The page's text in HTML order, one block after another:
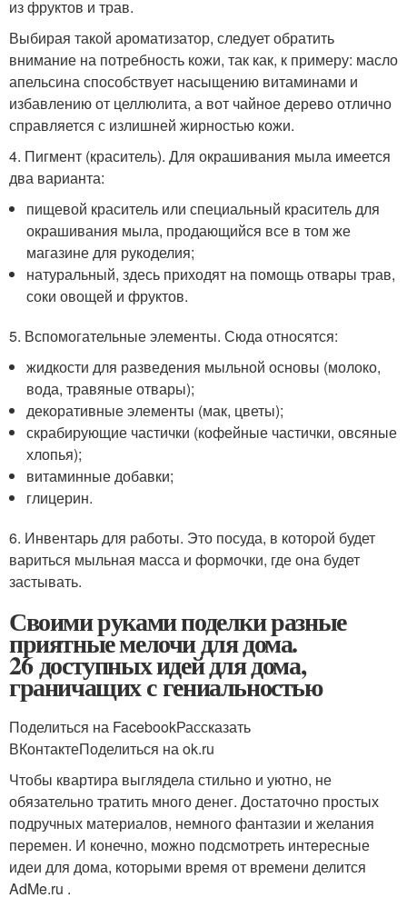
из фруктов и трав.
Выбирая такой ароматизатор, следует обратить
внимание на потребность кожи, так как, к примеру: масло
апельсина способствует насыщению витаминами и
избавлению от целлюлита, а вот чайное дерево отлично
справляется с излишней жирностью кожи.
4. Пигмент (краситель). Для окрашивания мыла имеется
два варианта:
пищевой краситель или специальный краситель для
окрашивания мыла, продающийся все в том же
магазине для рукоделия;
натуральный, здесь приходят на помощь отвары трав,
соки овощей и фруктов.
5. Вспомогательные элементы. Сюда относятся:
жидкости для разведения мыльной основы (молоко,
вода, травяные отвары);
декоративные элементы (мак, цветы);
скрабирующие частички (кофейные частички, овсяные
хлопья);
витаминные добавки;
глицерин.
6. Инвентарь для работы. Это посуда, в которой будет
вариться мыльная масса и формочки, где она будет
застывать.
Своими руками поделки разные
приятные мелочи для дома.
26 доступных идей для дома,
граничащих с гениальностью
Поделиться на FacebookРассказать
ВКонтактеПоделиться на ok.ru
Чтобы квартира выглядела стильно и уютно, не
обязательно тратить много денег. Достаточно простых
подручных материалов, немного фантазии и желания
перемен. И конечно, можно подсмотреть интересные
идеи для дома, которыми время от времени делится
AdMe.ru .